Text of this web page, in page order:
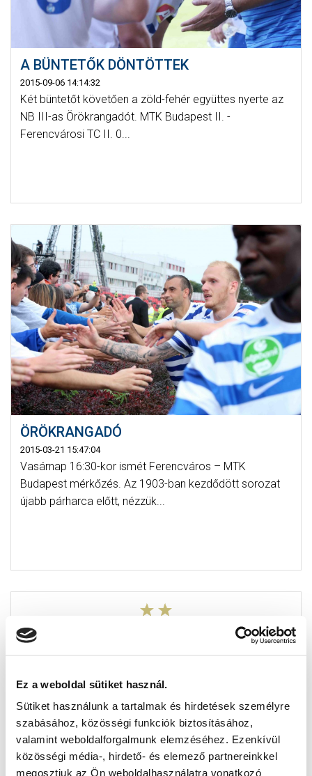
Ez a weboldal sütiket használ.
Sütiket használunk a tartalmak és hirdetések személyre
szabásához, közösségi funkciók biztosításához,
valamint weboldalforgalmunk elemzéséhez. Ezenkívül
közösségi média-, hirdető- és elemező partnereinkkel
megosztjuk az Ön weboldalhasználatra vonatkozó
A BÜNTETŐK DÖNTÖTTEK
2015-09-06 14:14:32
Két büntetőt követően a zöld-fehér együttes nyerte az
NB III-as Örökrangadót. MTK Budapest II. -
Ferencvárosi TC II. 0...
ÖRÖKRANGADÓ
2015-03-21 15:47:04
Vasárnap 16:30-kor ismét Ferencváros – MTK
Budapest mérkőzés. Az 1903-ban kezdődött sorozat
újabb párharca előtt, nézzük...
VASÁRNAP IS ÁRULUNK JEGYET –